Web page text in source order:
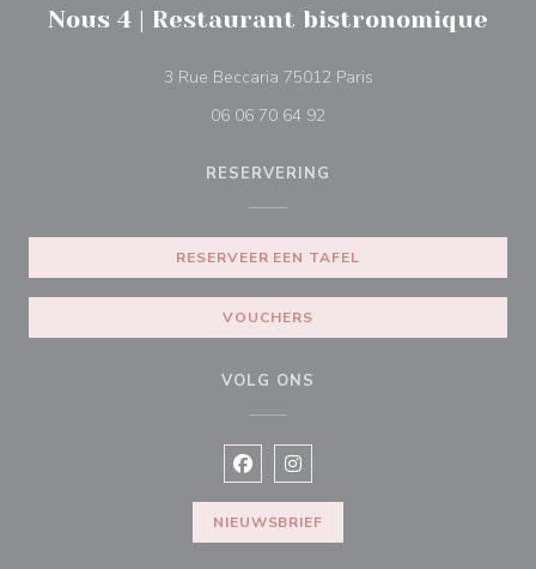
Nous 4 | Restaurant bistronomique
3 Rue Beccaria 75012 Paris((opent in een nieuw
06 06 70 64 92
RESERVERING
RESERVEER EEN TAFEL
VOUCHERS
VOLG ONS
Facebook ((opent in een nieuw
Instagram ((opent in een
NIEUWSBRIEF